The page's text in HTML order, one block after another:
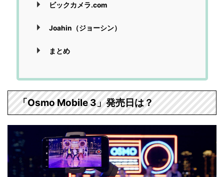
ビックカメラ.com
Joahin（ジョーシン）
まとめ
「Osmo Mobile 3」発売日は？